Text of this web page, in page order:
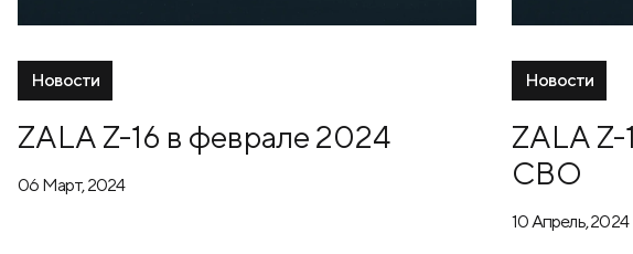
Новости
ZALA Z-16 в феврале 2024
06 Март, 2024
Новости
ZALA Z-
СВО
10 Апрель, 2024